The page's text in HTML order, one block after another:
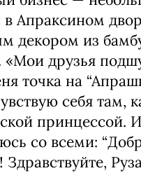
в Апраксином
декором из
«Мои друзья
точка на
себя там,
принцессой.
со всеми: